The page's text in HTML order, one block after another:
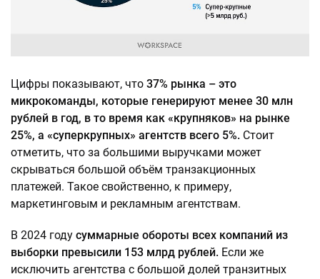
Цифры показывают, что 37% рынка – это
микрокоманды, которые генерируют менее 30 млн
рублей в год, в то время как «крупняков» на рынке
25%, а «суперкрупных» агентств всего 5%. Стоит
отметить, что за большими выручками может
скрываться большой объём транзакционных
платежей. Такое свойственно, к примеру,
маркетинговым и рекламным агентствам.
В 2024 году суммарные обороты всех компаний из
выборки превысили 153 млрд рублей. Если же
исключить агентства с большой долей транзитных